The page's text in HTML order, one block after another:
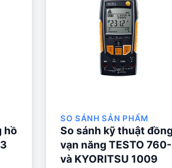
hồ
SO SÁNH SẢN PHẨM
So sánh kỹ thuật
vạn năng TESTO
và KYORITSU 1009